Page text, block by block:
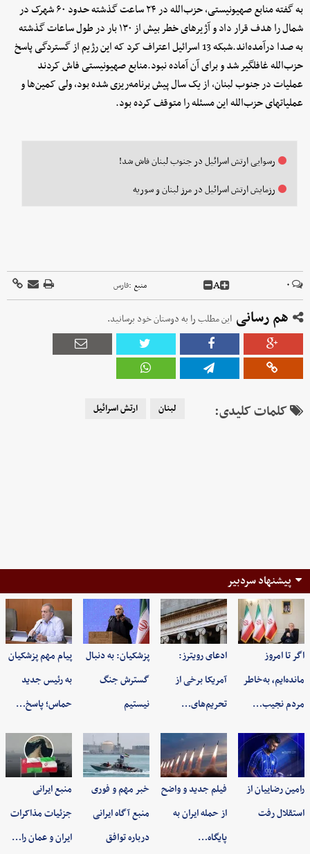
به گفته منابع صهیونیستی، حزب‌الله در ۲۴ ساعت گذشته حدود ۶۰ شهرک در
شمال را هدف قرار داد و آژیرهای خطر بیش از ۱۳۰ بار در طول ساعات گذشته
به صدا درآمده‌اند.شبکه 13 اسرائیل اعتراف کرد که این رژیم از گستردگی پاسخ
حزب‌الله غافلگیر شد و برای آن آماده نبود.منابع صهیونیستی فاش کردند
عملیات در جنوب لبنان، از یک سال پیش برنامه‌ریزی شده بود،‌ ولی کمین‌ها و
عملیاتهای حزب‌الله این مسئله را متوقف کرده بود.
رسوایی ارتش اسرائیل در جنوب لبنان فاش شد!
رزمایش ارتش اسرائیل در مرز لبنان و سوریه
۰ A منبع :فارس
هم رسانی این مطلب را به دوستان خود برسانید.
کلمات کلیدی: لبنان ارتش اسرائیل
پیشنهاد سردبیر
اگر تا امروز
مانده‌ایم، به‌خاطر
مردم نجیب…
ادعای رویترز:
آمریکا برخی از
تحریم‌های…
پزشکیان: به‌ دنبال
گسترش جنگ
نیستیم
پیام مهم پزشکیان
به رئیس جدید
حماس؛ پاسخ…
رامین رضاییان از
استقلال رفت
فیلم جدید و واضح
از حمله ایران به
پایگاه…
خبر مهم و فوری
منبع آگاه ایرانی
درباره توافق
منبع ایرانی
جزئیات مذاکرات
ایران و عمان را…